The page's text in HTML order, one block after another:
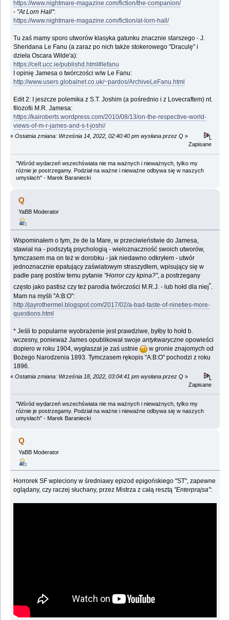
https://www.nightmare-magazine.com/fiction/the-companion/
- "At Lorn Hall":
https://www.nightmare-magazine.com/fiction/at-lorn-hall/
Tu zaś mamy sporo utworów klasyka gatunku znacznie starszego - J.
Sheridana Le Fanu (a zaraz po nich także stokerowego "Draculę" i
dzieła Oscara Wilde'a):
https://celt.ucc.ie/publishd.html#lefanu
I opinię Jamesa o twórczości w/w Le Fanu:
http://www.users.globalnet.co.uk/~pardos/ArchiveLeFanu.html
Edit 2: I jeszcze polemika z S.T. Joshim (a pośrednio i z Lovecraftem) nt.
filozofii M.R. Jamesa:
https://kairoberts.wordpress.com/2010/08/13/on-the-respective-world-
views-of-m-r-james-and-s-t-joshi/
« Ostatnia zmiana: Września 14, 2022, 02:40:40 pm wysłana przez Q »
Zapisane
"Wśród wydarzeń wszechświata nie ma ważnych i nieważnych, tylko my
różnie je postrzegamy. Podział na ważne i nieważne odbywa się w naszych
umysłach" - Marek Baraniecki
Q
YaBB Moderator
Wspominałem o tym, że de la Mare, w przeciwieństwie do Jamesa,
stawiał na - podszytą psychologią - wieloznaczność swoich utworów,
tymczasem ma on też w dorobku - jak niedawno odkryłem - utwór
jednoznacznie epatujący zaświatowym straszydłem, wpisujący się w
padłe parę postów temu pytanie "Horror czy kpina?", a postrzegany
często jako pastisz czy też parodia twórczości M.R.J. - lub hołd dla niej*.
Mam na myśli "A:B:O":
http://jayrothermel.blogspot.com/2017/02/a-bad-taste-of-nineties-more-
questions.html
* Jeśli to popularne wyobrażenie jest prawdziwe, byłby to hołd b.
wczesny, ponieważ James opublikował swojeantykwaryczne opowieści
dopiero w roku 1904, wygłaszał je zaś ustnie
w gronie znajomych od
Bożego Narodzenia 1893. Tymczasem rękopis "A:B:O" pochodzi z roku
1896.
« Ostatnia zmiana: Września 18, 2022, 03:04:41 pm wysłana przez Q »
Zapisane
"Wśród wydarzeń wszechświata nie ma ważnych i nieważnych, tylko my
różnie je postrzegamy. Podział na ważne i nieważne odbywa się w naszych
umysłach" - Marek Baraniecki
Q
YaBB Moderator
Horrorek SF wpleciony w średniawy epizod epigońskiego "ST", zapewne
oglądany, czy raczej słuchany, przez Mistrza z całą resztą "Enterprajsa":